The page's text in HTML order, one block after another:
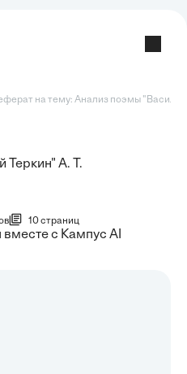
на тему: Анализ поэмы "Василий
Теркин" А. Т.
10 страниц
с Кампус AI